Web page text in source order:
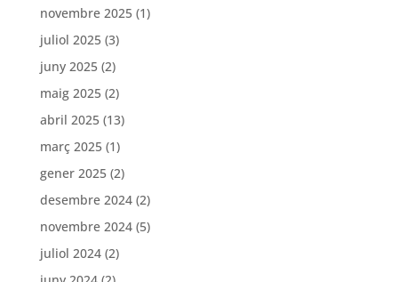
novembre 2025(1)
juliol 2025(3)
juny 2025(2)
maig 2025(2)
abril 2025(13)
març 2025(1)
gener 2025(2)
desembre 2024(2)
novembre 2024(5)
juliol 2024(2)